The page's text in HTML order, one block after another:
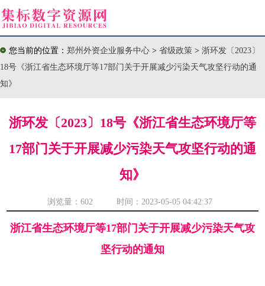
您当前的位置： 郑州外资企业服务中心 > 省级政策 > 浙环发〔2023〕
18号《浙江省生态环境厅等17部门关于开展减少污染天气攻坚行动的通
知》
浙环发〔2023〕18号《浙江省生态环境厅等
17部门关于开展减少污染天气攻坚行动的通
知》
浏览量： 602 时间：2023-05-05 04:42:37
浙江省生态环境厅等17部门关于开展减少污染天气攻
坚行动的通知